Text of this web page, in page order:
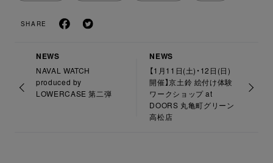
SHARE
NEWS
NAVAL WATCH
produced by
LOWERCASE 第二弾
NEWS
【1月11日(土)・12日(日)
開催】京土鈴 絵付け体験
ワークショップ at
DOORS 丸亀町グリーン
高松店